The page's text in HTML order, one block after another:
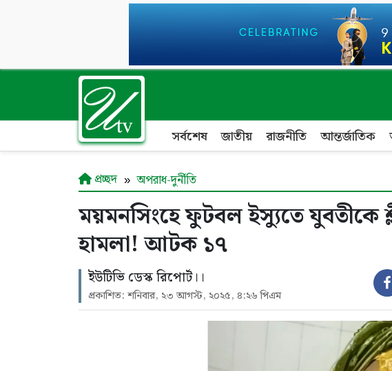
সর্বশেষ জাতীয় রাজনীতি আন্তর্জাতিক
প্রচ্ছদ অপরাধ-দুর্নীতি
ময়মনসিংহে ফুটবল ইস্যুতে যুবতীকে
হামলা! আটক ১৭
ইউটিভি ডেস্ক রিপোর্ট।।
প্রকাশিত: শনিবার, ২৩ আগস্ট, ২০২৫, ৪:২৬ পিএম